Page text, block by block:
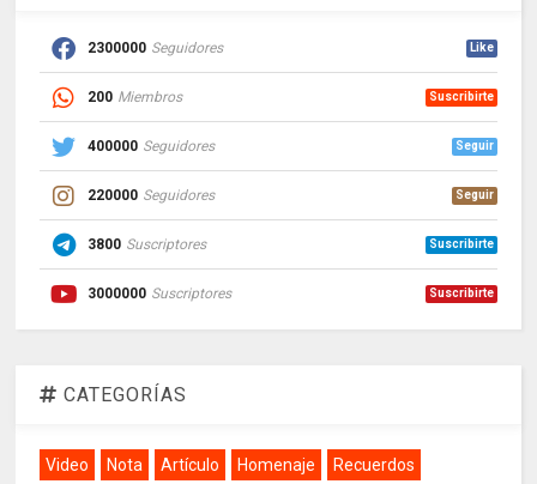
2300000 Seguidores Like
200 Miembros Suscribirte
400000 Seguidores Seguir
220000 Seguidores Seguir
3800 Suscriptores Suscribirte
3000000 Suscriptores Suscribirte
CATEGORÍAS
Video Nota Artículo Homenaje
Recuerdos